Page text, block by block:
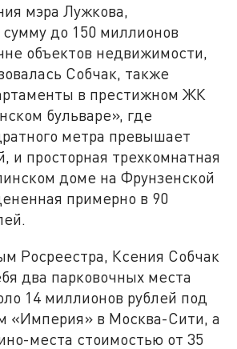
мэра Лужкова,
до 150 миллионов
объектов недвижимости,
Собчак, также
в престижном ЖК
бульваре», где
метра превышает
и просторная трехкомнатная
доме на Фрунзенской
примерно в 90
Росреестра, Ксения Собчак
два парковочных места
14 миллионов рублей под
«Империя» в Москва-Сити, а
места стоимостью от 35